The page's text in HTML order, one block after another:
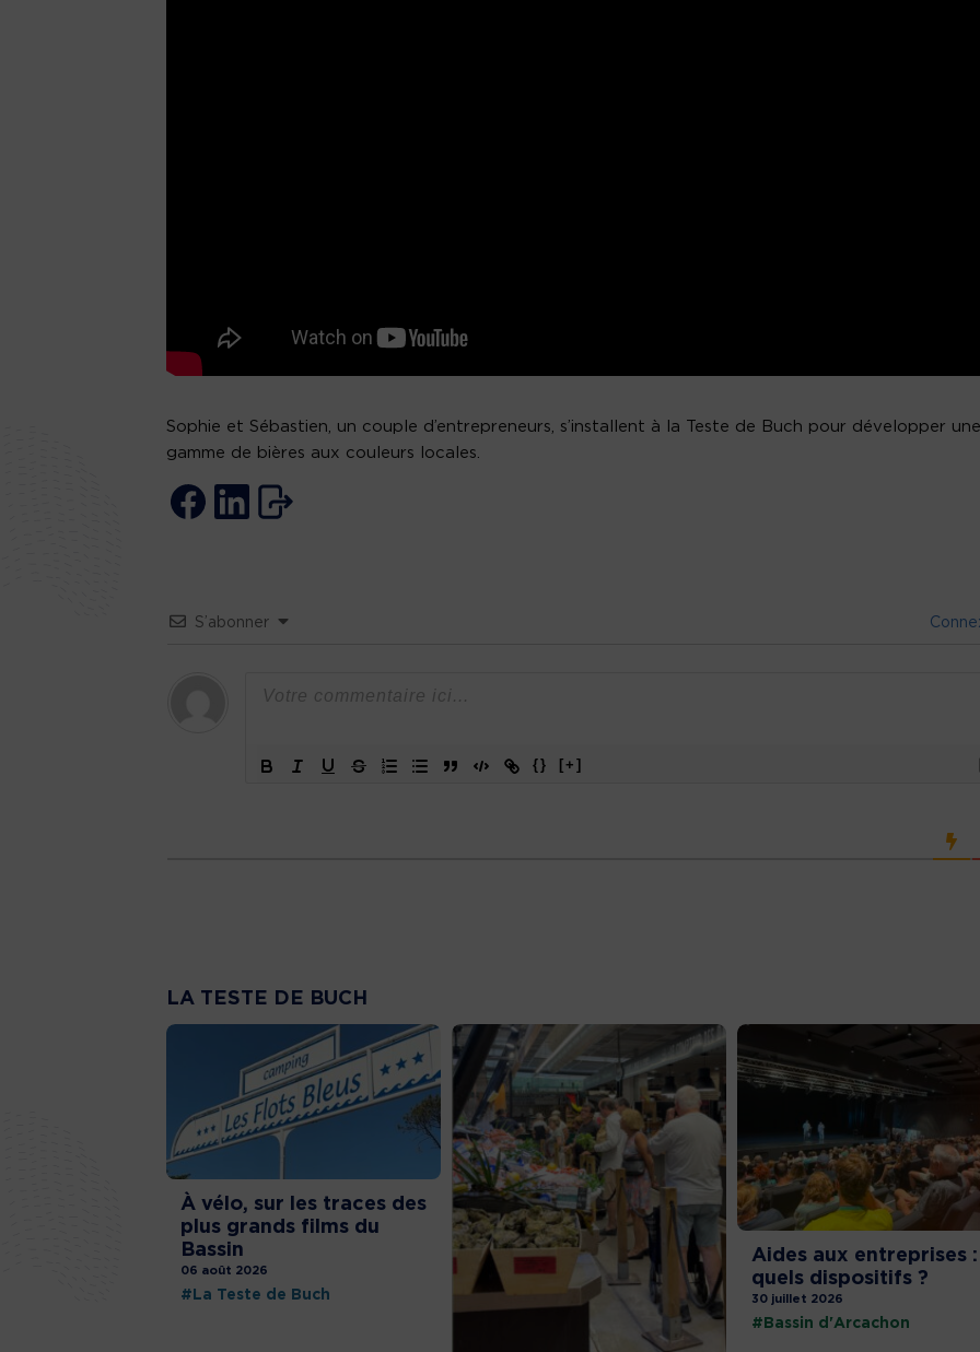
Sophie et Sébastien, un couple d’entrepreneurs, s’installent à la Teste de Buch pour développer une
gamme de bières aux couleurs locales.
S’abonner
{} [+]
LA TESTE DE BUCH
À vélo, sur les traces des
plus grands films du
Bassin
06 août 2026
#La Teste de Buch
Aides aux entreprises :
quels dispositifs ?
30 juillet 2026
#Bassin d'Arcachon